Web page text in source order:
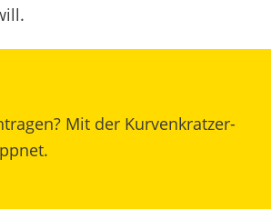
Mit der Kurvenkratzer-